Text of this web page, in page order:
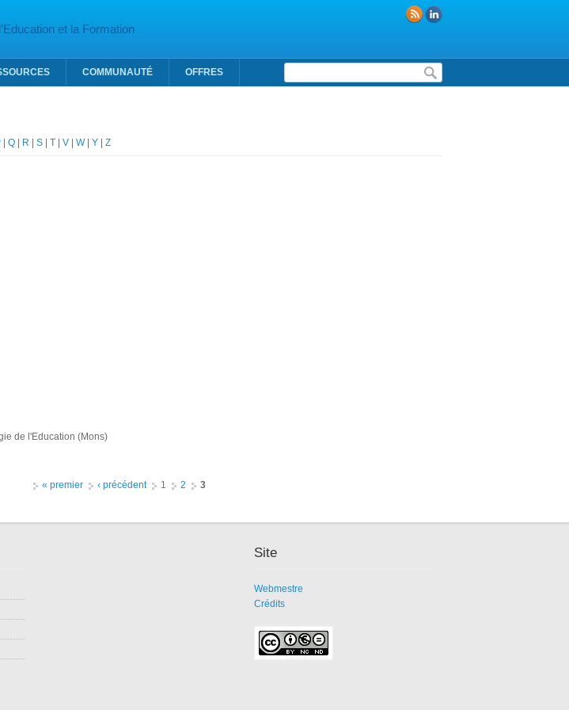
et la Formation
Formulaire de recherche
COMMUNAUTÉ OFFRES
Q R S T V W Y Z
de l'Education (Mons)
« premier ‹ précédent 1 2 3
Site
Webmestre
Crédits